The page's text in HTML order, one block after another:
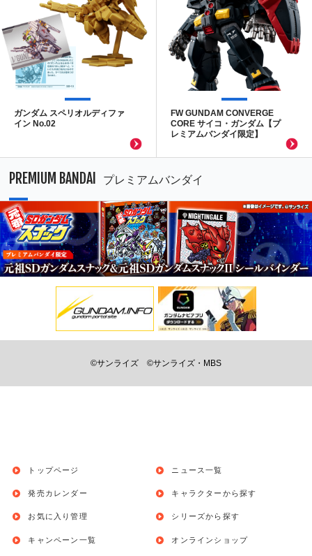
ガンダム スペリオルディファ
イン No.02
FW GUNDAM CONVERGE
CORE サイコ・ガンダム【プ
レミアムバンダイ限定】
PREMIUM BANDAI プレミアムバンダイ
©サンライズ ©サンライズ・MBS
トップページ
発売カレンダー
お気に入り管理
ニュース一覧
キャラクターから探す
シリーズから探す
キャンペーン一覧 オンラインショップ